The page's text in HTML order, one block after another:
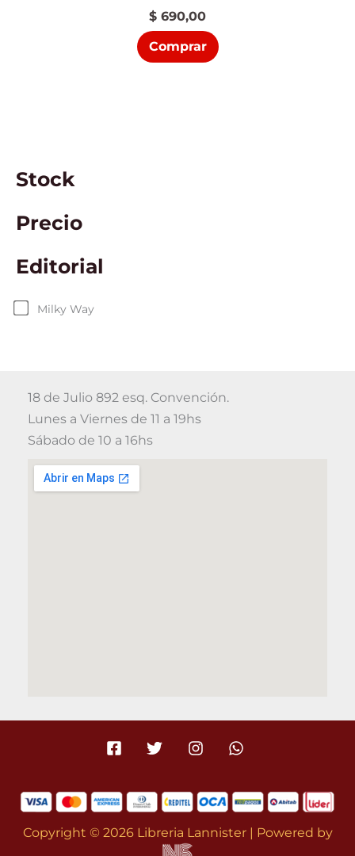
Stock
Precio
Editorial
Milky Way
$ 690,00
Comprar
18 de Julio 892 esq. Convención.
Lunes a Viernes de 11 a 19hs
Sábado de 10 a 16hs
Copyright © 2026 Libreria Lannister | Powered by